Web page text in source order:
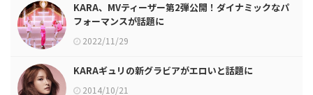
KARA、MVティーザー第2弾公開！ダイナミックなパ
フォーマンスが話題に
2022/11/29
KARAギュリの新グラビアがエロいと話題に
2014/10/21